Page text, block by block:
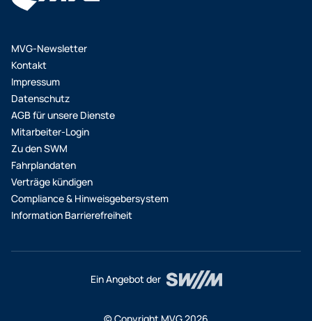
insofern diese schneller sind.
MVG-Newsletter
Kontakt
Impressum
Datenschutz
AGB für unsere Dienste
Mitarbeiter-Login
Zu den SWM
Fahrplandaten
Verträge kündigen
Compliance & Hinweisgebersystem
Information Barrierefreiheit
Ein Angebot der